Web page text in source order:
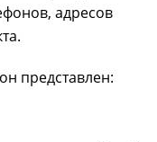
адресов
представлен: